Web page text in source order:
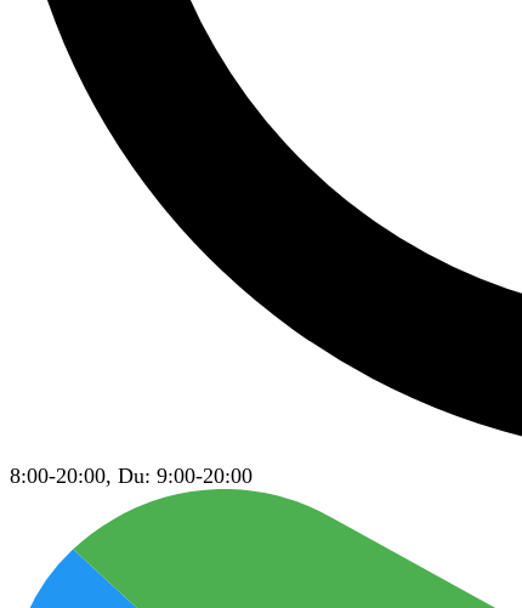
8:00-20:00, Du: 9:00-20:00